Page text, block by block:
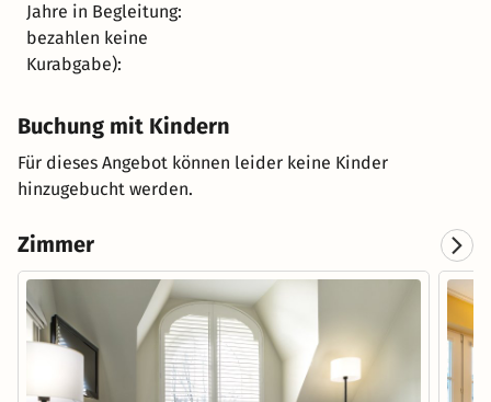
Jahre in Begleitung:
bezahlen keine
Kurabgabe):
Buchung mit Kindern
Für dieses Angebot können leider keine Kinder
hinzugebucht werden.
Zimmer